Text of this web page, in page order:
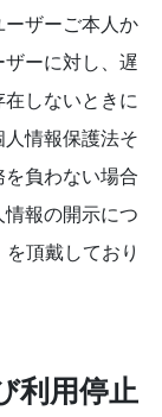
ーザーご本人か
ーに対し、遅
しないときに
情報保護法そ
負わない場合
報の開示につ
頂戴しており
利用停止